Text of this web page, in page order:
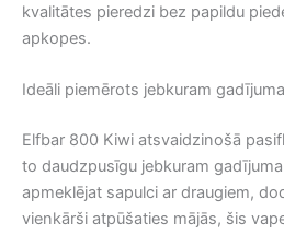
kvalitātes pieredzi bez papildu
apkopes.
Ideāli piemērots jebkuram
Elfbar 800 Kiwi atsvaidzinošā
to daudzpusīgu jebkuram
apmeklējat sapulci ar draugiem,
vienkārši atpūšaties mājās, šis